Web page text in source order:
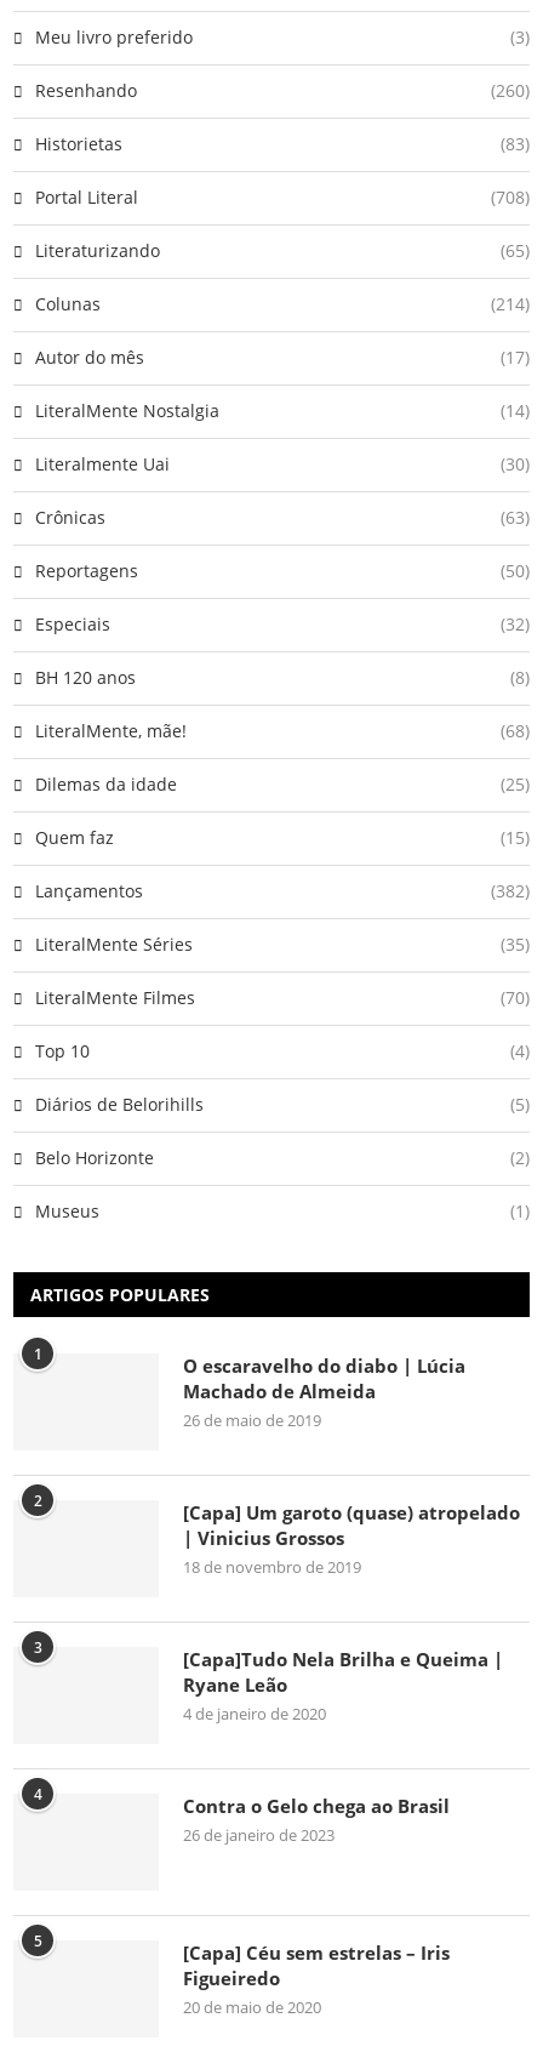
Meu livro preferido (3)
Resenhando (260)
Historietas (83)
Portal Literal (708)
Literaturizando (65)
Colunas (214)
Autor do mês (17)
LiteralMente Nostalgia (14)
Literalmente Uai (30)
Crônicas (63)
Reportagens (50)
Especiais (32)
BH 120 anos (8)
LiteralMente, mãe! (68)
Dilemas da idade (25)
Quem faz (15)
Lançamentos (382)
LiteralMente Séries (35)
LiteralMente Filmes (70)
Top 10 (4)
Diários de Belorihills (5)
Belo Horizonte (2)
Museus (1)
ARTIGOS POPULARES
1
O escaravelho do diabo | Lúcia
Machado de Almeida
26 de maio de 2019
2
[Capa] Um garoto (quase) atropelado
| Vinicius Grossos
18 de novembro de 2019
3
[Capa]Tudo Nela Brilha e Queima |
Ryane Leão
4 de janeiro de 2020
4 Contra o Gelo chega ao Brasil
26 de janeiro de 2023
5
[Capa] Céu sem estrelas – Iris
Figueiredo
20 de maio de 2020